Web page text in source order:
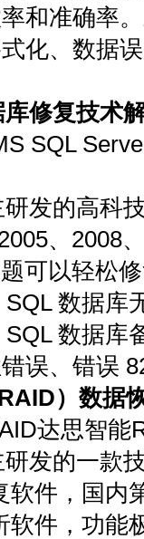
和准确率
化、数据
修复技术
的高科技
、2008
可以轻松
数据库
数据库
误、错误
）数据
达思智能
的一款技
软件，国内
软件，功能